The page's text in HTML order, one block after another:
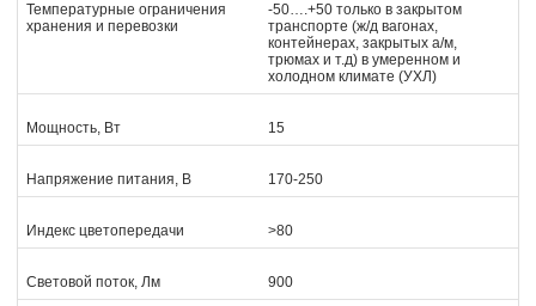
Температурные ограничения
хранения и перевозки
-50….+50 только в закрытом
транспорте (ж/д вагонах,
контейнерах, закрытых а/м,
трюмах и т.д) в умеренном и
холодном климате (УХЛ)
Мощность, Вт 15
Напряжение питания, В 170-250
Индекс цветопередачи >80
Световой поток, Лм 900